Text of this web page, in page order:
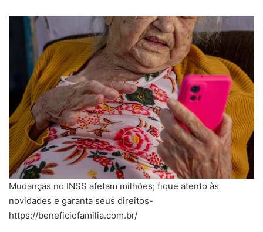
Mudanças no INSS afetam milhões; fique atento às
novidades e garanta seus direitos-
https://beneficiofamilia.com.br/